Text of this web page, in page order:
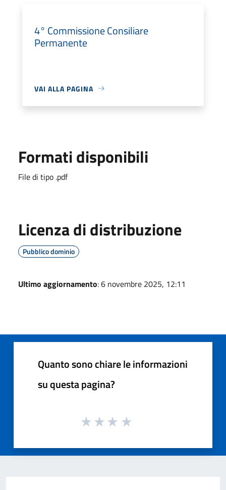
4° Commissione Consiliare
Permanente
VAI ALLA PAGINA
Formati disponibili
File di tipo .pdf
Licenza di distribuzione
Pubblico dominio
Ultimo aggiornamento: 6 novembre 2025, 12:11
Quanto sono chiare le informazioni
su questa pagina?